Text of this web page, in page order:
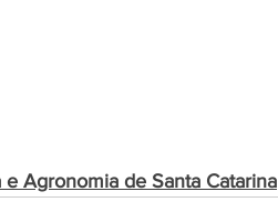
Agronomia de Santa Catarina